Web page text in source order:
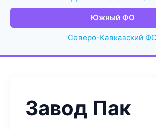
Южный ФО
Северо-Кавказский
Завод Пак